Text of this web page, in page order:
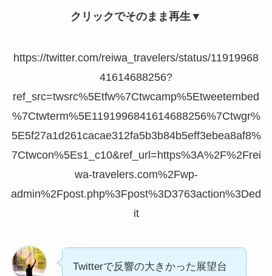
クリックでそのまま再生▼
https://twitter.com/reiwa_travelers/status/11919968
41614688256?
ref_src=twsrc%5Etfw%7Ctwcamp%5Etweetembed
%7Ctwterm%5E1191996841614688256%7Ctwgr%
5E5f27a1d261cacae312fa5b3b84b5eff3ebea8af8%
7Ctwcon%5Es1_c10&ref_url=https%3A%2F%2Frei
wa-travelers.com%2Fwp-
admin%2Fpost.php%3Fpost%3D3763action%3Ded
it
Twitterで反響の大きかった展望台